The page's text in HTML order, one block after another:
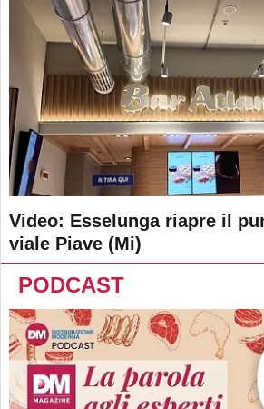
Video: Esselunga riapre il
viale Piave (Mi)
PODCAST